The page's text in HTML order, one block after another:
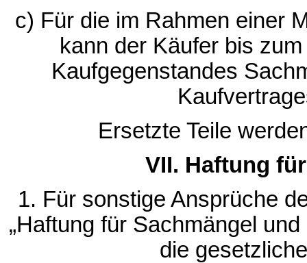
c) Für die im Rahmen einer
kann der Käufer bis
Kaufgegenstandes
Ersetzte Teile
VII. Haftung
1. Für sonstige Ansprüche
„Haftung für Sachmängel
die